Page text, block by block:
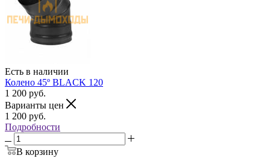
Есть в наличии
Колено 45º BLACK 120
1 200 руб.
Варианты цен
1 200 руб.
Подробности
В корзину